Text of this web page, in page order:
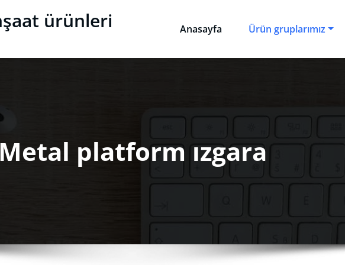
ürünleri Anasayfa Ürün gruplarımız
Metal platform ızgara